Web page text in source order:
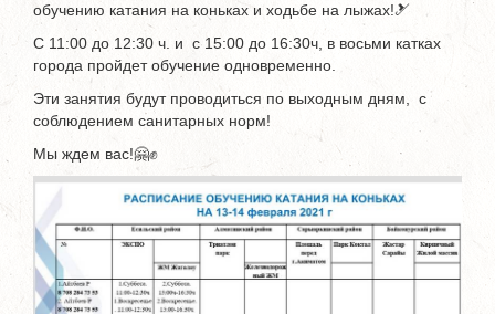
обучению катания на коньках и ходьбе на лыжах!🎿
С 11:00 до 12:30 ч. и с 15:00 до 16:30ч, в восьми катках
города пройдет обучение одновременно.
Эти занятия будут проводиться по выходным дням, с
соблюдением санитарных норм!
Мы ждем вас!🤗✊